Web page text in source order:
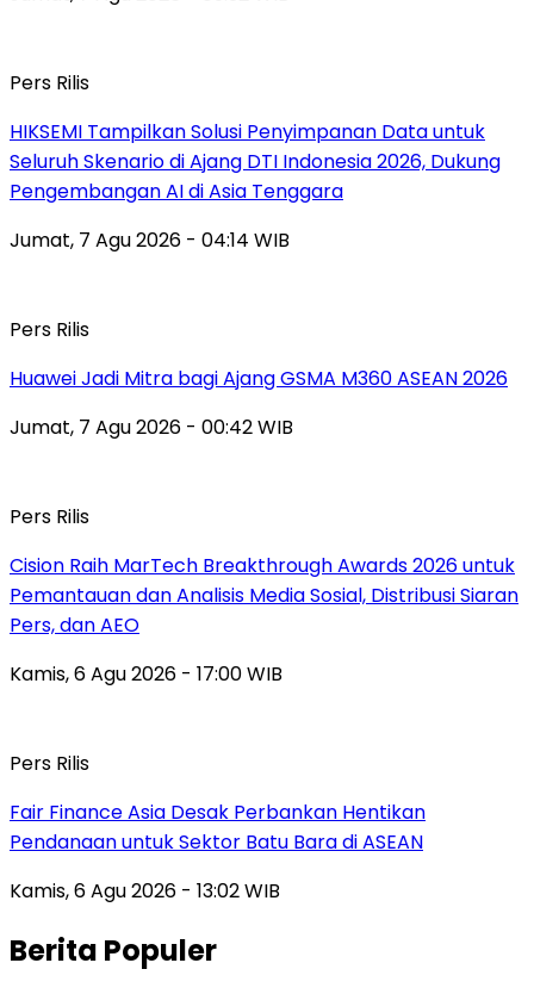
Pers Rilis
HIKSEMI Tampilkan Solusi Penyimpanan Data untuk
Seluruh Skenario di Ajang DTI Indonesia 2026, Dukung
Pengembangan AI di Asia Tenggara
Jumat, 7 Agu 2026 - 04:14 WIB
Pers Rilis
Huawei Jadi Mitra bagi Ajang GSMA M360 ASEAN 2026
Jumat, 7 Agu 2026 - 00:42 WIB
Pers Rilis
Cision Raih MarTech Breakthrough Awards 2026 untuk
Pemantauan dan Analisis Media Sosial, Distribusi Siaran
Pers, dan AEO
Kamis, 6 Agu 2026 - 17:00 WIB
Pers Rilis
Fair Finance Asia Desak Perbankan Hentikan
Pendanaan untuk Sektor Batu Bara di ASEAN
Kamis, 6 Agu 2026 - 13:02 WIB
Berita Populer